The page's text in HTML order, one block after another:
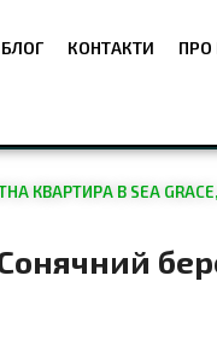
БЛОГ КОНТАКТИ ПРО
КВАРТИРА В SEA